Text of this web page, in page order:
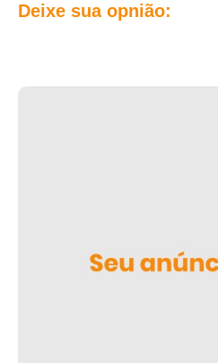
Deixe sua opnião: